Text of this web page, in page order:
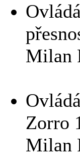
Milan
Zorro
Milan